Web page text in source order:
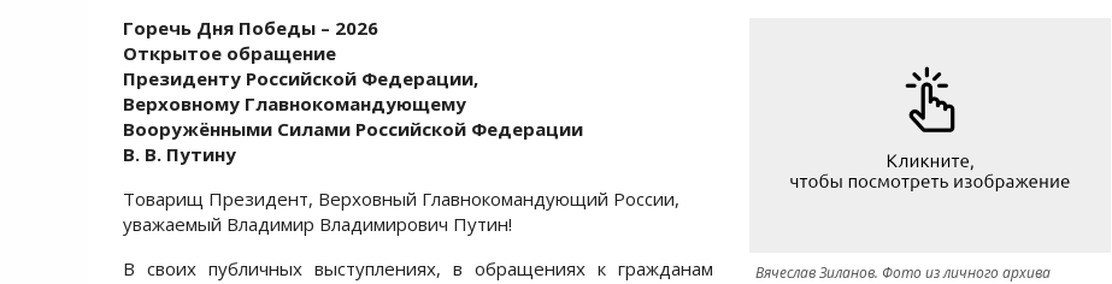
Вячеслав Зиланов. Фото из личного архива
Горечь Дня Победы – 2026
Открытое обращение
Президенту Российской Федерации,
Верховному Главнокомандующему
Вооружёнными Силами Российской Федерации
В. В. Путину
Товарищ Президент, Верховный Главнокомандующий России,
уважаемый Владимир Владимирович Путин!
В своих публичных выступлениях, в обращениях к гражданам